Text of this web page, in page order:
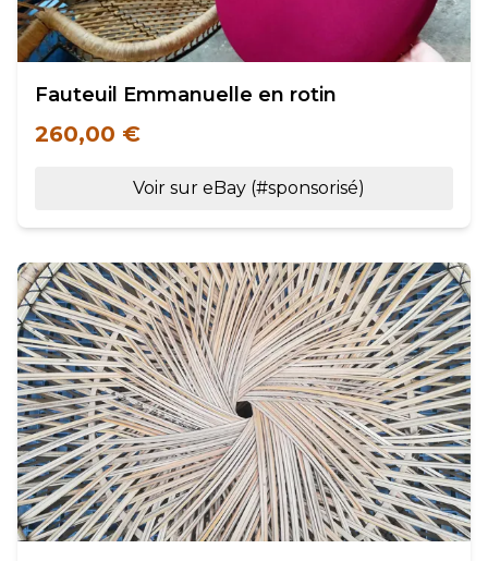
Fauteuil Emmanuelle en rotin
260,00 €
Voir sur eBay (#sponsorisé)